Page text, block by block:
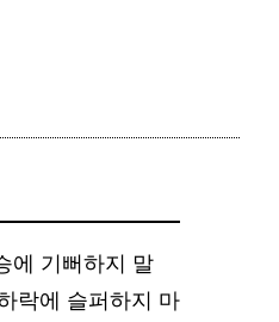
에 기뻐하지 말
락에 슬퍼하지 마